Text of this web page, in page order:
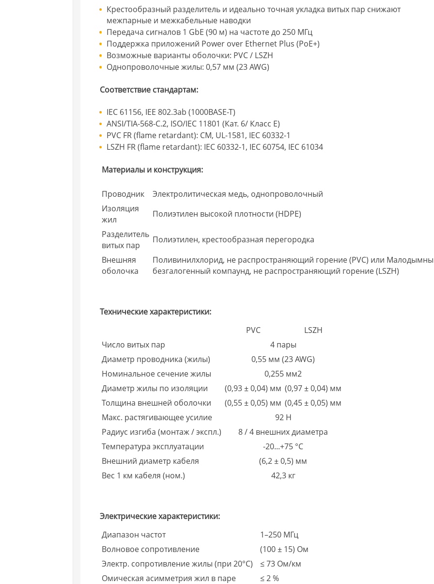
Крестообразный разделитель и идеально точная укладка витых пар снижают
межпарные и межкабельные наводки
Передача сигналов 1 GbE (90 м) на частоте до 250 МГц
Поддержка приложений Power over Ethernet Plus (PoE+)
Возможные варианты оболочки: PVC / LSZH
Однопроволочные жилы: 0,57 мм (23 AWG)
Соответствие стандартам:
IEC 61156, IEE 802.3ab (1000BASE-T)
ANSI/TIA-568-C.2, ISO/IEC 11801 (Кат. 6/ Класс E)
PVC FR (flame retardant): CM, UL-1581, IEC 60332-1
LSZH FR (flame retardant): IEC 60332-1, IEC 60754, IEC 61034
Материалы и конструкция:
Проводник
Электролитическая медь, однопроволочный
Изоляция
жил
Полиэтилен высокой плотности (HDPE)
Разделитель
витых пар
Полиэтилен, крестообразная перегородка
Внешняя
оболочка
Поливинилхлорид, не распространяющий горение (PVC) или
безгалогенный компаунд, не распространяющий горение (LSZH)
Технические характеристики:
PVC
LSZH
Число витых пар
4 пары
Диаметр проводника (жилы)
0,55 мм (23 AWG)
Номинальное сечение жилы
0,255 мм2
Диаметр жилы по изоляции
(0,93 ± 0,04) мм (0,97 ± 0,04) мм
Толщина внешней оболочки
(0,55 ± 0,05) мм (0,45 ± 0,05) мм
Макс. растягивающее усилие
92 Н
Радиус изгиба (монтаж / экспл.)
8 / 4 внешних диаметра
Температура эксплуатации
-20...+75 °С
Внешний диаметр кабеля
(6,2 ± 0,5) мм
Вес 1 км кабеля (ном.)
42,3 кг
Электрические характеристики:
Диапазон частот
1–250 МГц
Волновое сопротивление
(100 ± 15) Ом
Электр. сопротивление жилы (при 20°С)
≤ 73 Ом/км
Омическая асимметрия жил в паре
≤ 2 %